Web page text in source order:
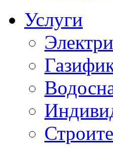
Услуги